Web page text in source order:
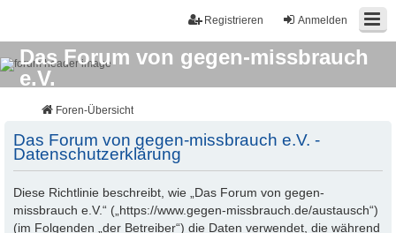
Anmelden
Registrieren
Das Forum von gegen-missbrauch
e.V.
Foren-Übersicht
Das Forum von gegen-missbrauch e.V. -
Datenschutzerklärung
Diese Richtlinie beschreibt, wie „Das Forum von gegen-
missbrauch e.V.“ („https://www.gegen-missbrauch.de/austausch“)
(im Folgenden „der Betreiber“) die Daten verwendet, die während